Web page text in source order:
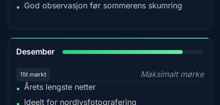
• God observasjon før sommerens skumring
Desember
15t mørkt
Maksimalt mørke
• Årets lengste netter
Ideelt for nordlysfotografering